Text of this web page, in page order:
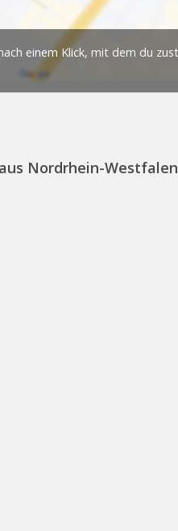
Nordrhein-Westfalen